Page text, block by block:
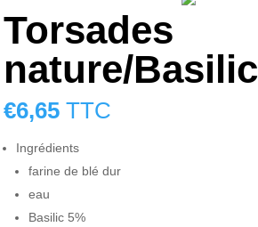
Torsades
nature/Basilic
€6,65 TTC
Ingrédients
farine de blé dur
eau
Basilic 5%